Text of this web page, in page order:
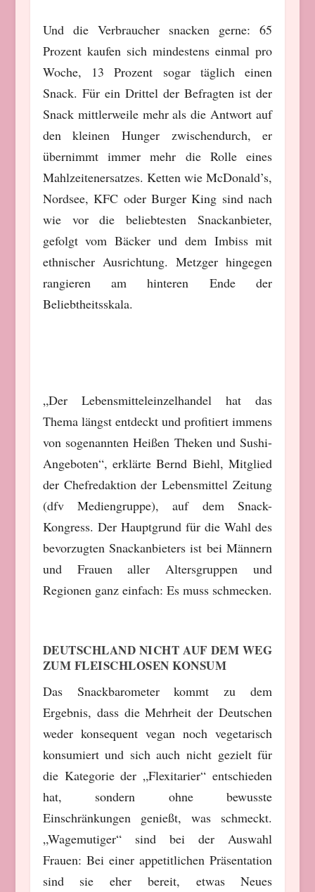
Und die Verbraucher snacken gerne: 65
Prozent kaufen sich mindestens einmal pro
Woche, 13 Prozent sogar täglich einen
Snack. Für ein Drittel der Befragten ist der
Snack mittlerweile mehr als die Antwort auf
den kleinen Hunger zwischendurch, er
übernimmt immer mehr die Rolle eines
Mahlzeitenersatzes. Ketten wie McDonald’s,
Nordsee, KFC oder Burger King sind nach
wie vor die beliebtesten Snackanbieter,
gefolgt vom Bäcker und dem Imbiss mit
ethnischer Ausrichtung. Metzger hingegen
rangieren am hinteren Ende der
Beliebtheitsskala.
„Der Lebensmitteleinzelhandel hat das
Thema längst entdeckt und profitiert immens
von sogenannten Heißen Theken und Sushi-
Angeboten“, erklärte Bernd Biehl, Mitglied
der Chefredaktion der Lebensmittel Zeitung
(dfv Mediengruppe), auf dem Snack-
Kongress. Der Hauptgrund für die Wahl des
bevorzugten Snackanbieters ist bei Männern
und Frauen aller Altersgruppen und
Regionen ganz einfach: Es muss schmecken.
DEUTSCHLAND NICHT AUF DEM WEG
ZUM FLEISCHLOSEN KONSUM
Das Snackbarometer kommt zu dem
Ergebnis, dass die Mehrheit der Deutschen
weder konsequent vegan noch vegetarisch
konsumiert und sich auch nicht gezielt für
die Kategorie der „Flexitarier“ entschieden
hat, sondern ohne bewusste
Einschränkungen genießt, was schmeckt.
„Wagemutiger“ sind bei der Auswahl
Frauen: Bei einer appetitlichen Präsentation
sind sie eher bereit, etwas Neues